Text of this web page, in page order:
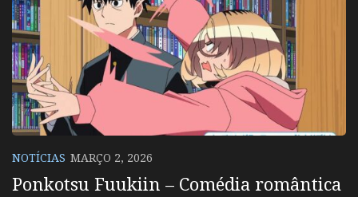
NOTÍCIAS MARÇO 2, 2026
Ponkotsu Fuukiin – Comédia romântica